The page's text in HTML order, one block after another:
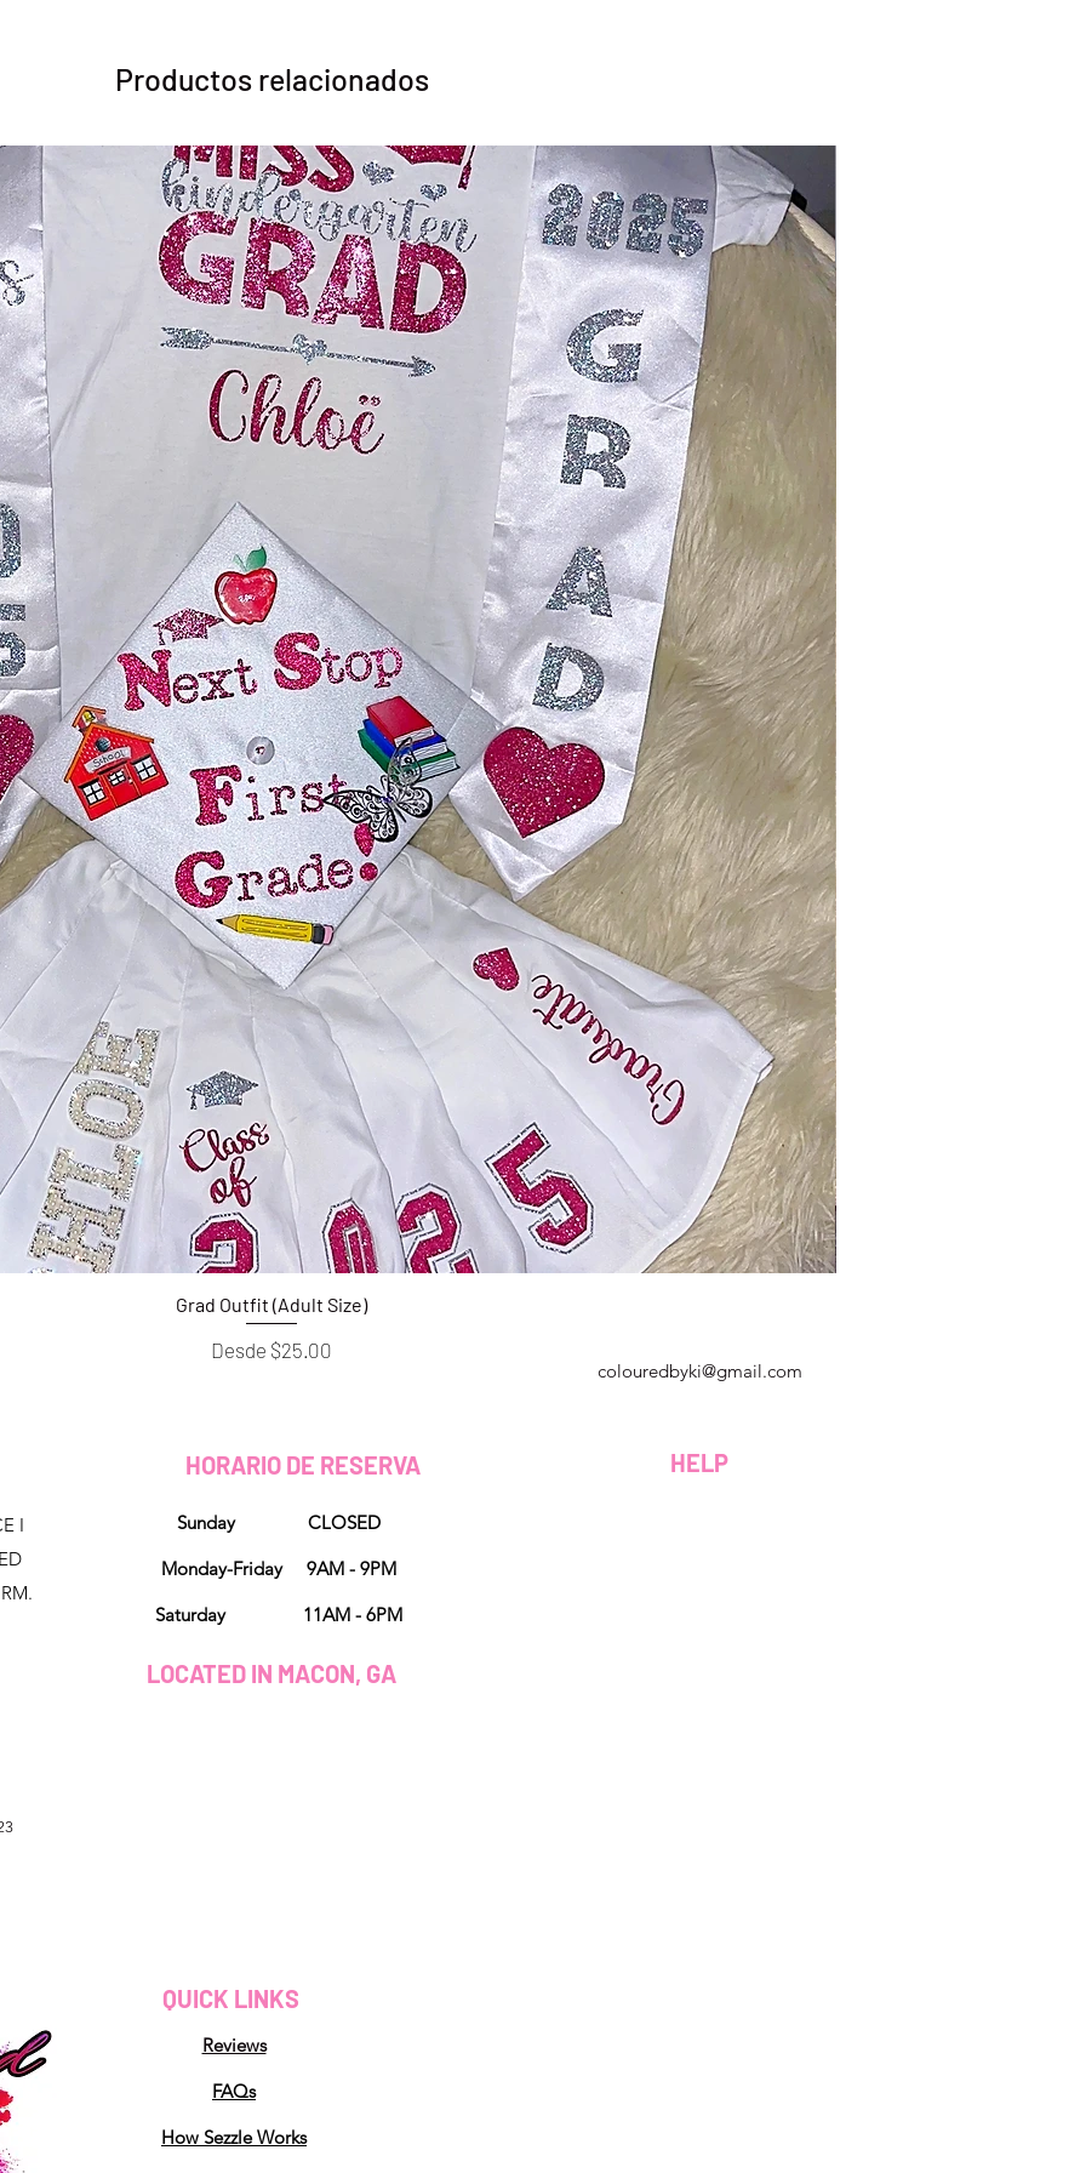
Productos relacionados
Vista rápida
Grad Outfit (Adult Size)
Desde $25.00
Precio de oferta
I
colouredbyki@gmail.com
Lunes a viernes de 9 a. M. A 8 p. M.
HORARIO DE RESERVA HELP
Sunday CLOSED
Monday-Friday 9AM - 9PM
Saturday 11AM - 6PM
LOCATED IN MACON, GA
QUICK LINKS
Reviews
FAQs
How Sezzle Works